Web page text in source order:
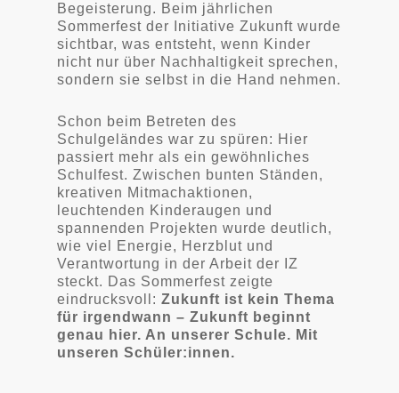
Begeisterung. Beim jährlichen
Sommerfest der Initiative Zukunft wurde
sichtbar, was entsteht, wenn Kinder
nicht nur über Nachhaltigkeit sprechen,
sondern sie selbst in die Hand nehmen.
Schon beim Betreten des
Schulgeländes war zu spüren: Hier
passiert mehr als ein gewöhnliches
Schulfest. Zwischen bunten Ständen,
kreativen Mitmachaktionen,
leuchtenden Kinderaugen und
spannenden Projekten wurde deutlich,
wie viel Energie, Herzblut und
Verantwortung in der Arbeit der IZ
steckt. Das Sommerfest zeigte
eindrucksvoll: Zukunft ist kein Thema
für irgendwann – Zukunft beginnt
genau hier. An unserer Schule. Mit
unseren Schüler:innen.